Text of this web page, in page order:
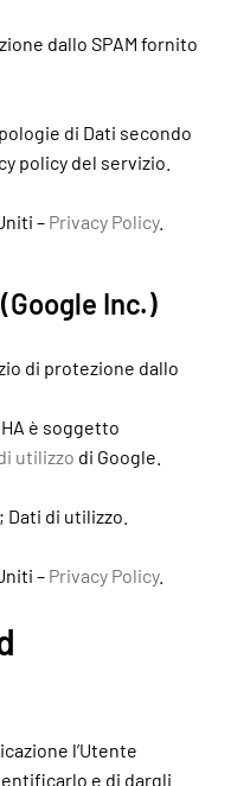
dallo SPAM fornito
di Dati secondo
policy del servizio.
– Privacy Policy.
Inc.)
di protezione dallo
è soggetto
utilizzo di Google.
di utilizzo.
– Privacy Policy.
l’Utente
e di dargli